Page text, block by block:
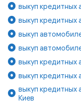
выкуп кредитных
выкуп кредитных
выкуп
выкуп
выкуп кредитных
выкуп кредитных
выкуп
Киев